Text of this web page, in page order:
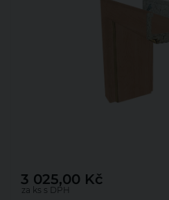
za ks s DPH
3 025,00 Kč